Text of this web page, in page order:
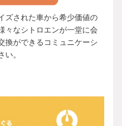
ズされた車から希少価値の
々なシトロエンが一堂に会
換ができるコミュニケーシ
。